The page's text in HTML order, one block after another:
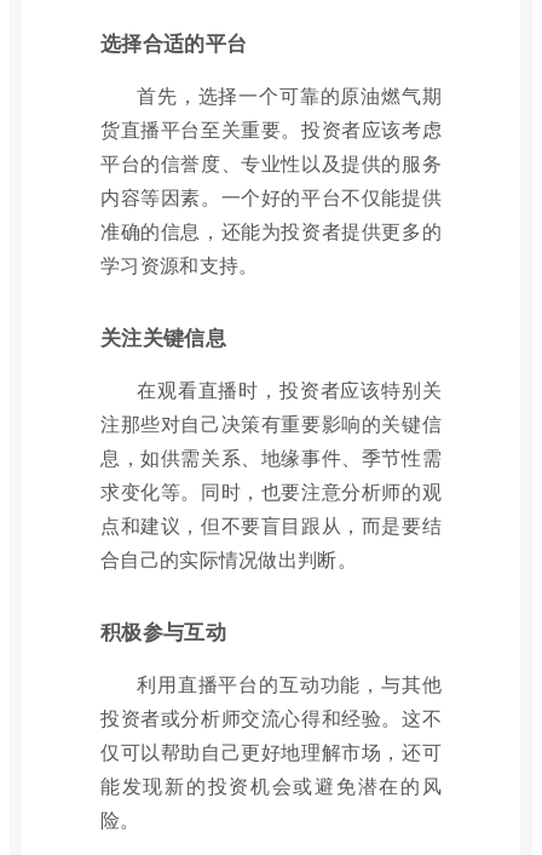
选择合适的平台
首先，选择一个可靠的原油燃气期
货直播平台至关重要。投资者应该考虑
平台的信誉度、专业性以及提供的服务
内容等因素。一个好的平台不仅能提供
准确的信息，还能为投资者提供更多的
学习资源和支持。
关注关键信息
在观看直播时，投资者应该特别关
注那些对自己决策有重要影响的关键信
息，如供需关系、地缘事件、季节性需
求变化等。同时，也要注意分析师的观
点和建议，但不要盲目跟从，而是要结
合自己的实际情况做出判断。
积极参与互动
利用直播平台的互动功能，与其他
投资者或分析师交流心得和经验。这不
仅可以帮助自己更好地理解市场，还可
能发现新的投资机会或避免潜在的风
险。